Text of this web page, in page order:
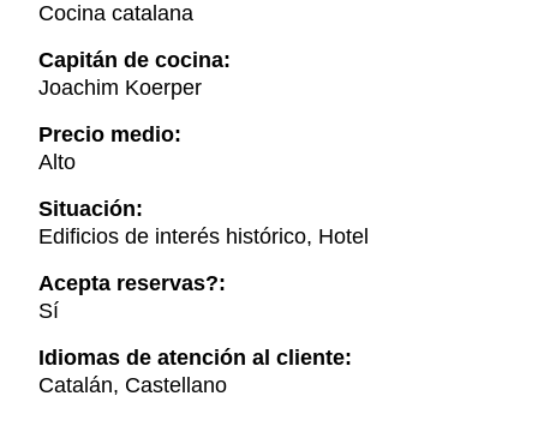
Cocina catalana
Capitán de cocina:
Joachim Koerper
Precio medio:
Alto
Situación:
Edificios de interés histórico, Hotel
Acepta reservas?:
Sí
Idiomas de atención al cliente:
Catalán, Castellano